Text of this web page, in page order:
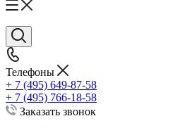
Телефоны
+ 7 (495) 649-87-58
+ 7 (495) 766-18-58
Заказать звонок